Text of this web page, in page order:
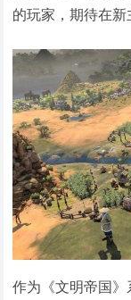
的玩家，期待在新
作为《文明帝国